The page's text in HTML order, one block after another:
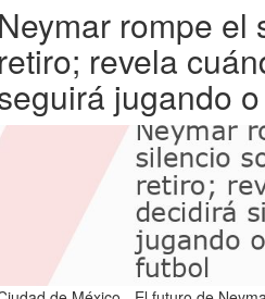
Neymar rompe el
retiro; revela
jugando